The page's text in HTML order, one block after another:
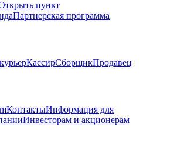
пункт
Партнерская программа
КассирСборщикПродавец
КонтактыИнформация для
Инвесторам и акционерам